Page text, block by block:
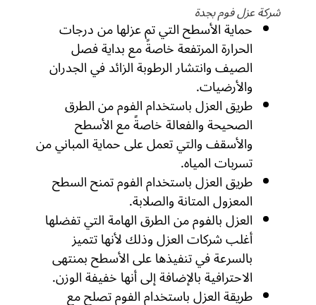
شركة عزل فوم بجدة
حماية الأسطح التي تم عزلها من درجات
الحرارة المرتفعة خاصةً مع بداية فصل
الصيف وانتشار الرطوبة الزائد في الجدران
والأرضيات.
طريق العزل باستخدام الفوم من الطرق
الصحيحة والفعالة خاصةً مع الأسطح
والأسقف والتي تعمل على حماية المباني من
تسربات المياه.
طريق العزل باستخدام الفوم تمنح السطح
المعزول المتانة والصلابة.
العزل بالفوم من الطرق الهامة التي تفضلها
أغلب شركات العزل وذلك لأنها تتميز
بالسرعة في تنفيذها على الأسطح بمنتهى
الاحترافية بالإضافة إلى أنها خفيفة الوزن.
طريقة العزل باستخدام الفوم تصلح مع